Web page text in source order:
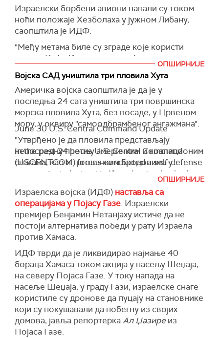
(Times of Israel)
Израелски борбени авиони напали су током
ноћи положаје Хезболаха у јужном Либану,
саопштила је ИДФ.
"Међу метама биле су зграде које користи
група у Кафр Кили и друга инфраструктура у
Хули, Бијади и Раб ел Талатину", наводи
израелска војска.
(Times of Israel)
ОПШИРНИЈЕ
Војска САД уништила три пловила Хута
Америчка војска саопштила је да је у
последња 24 сата уништила три површинска
морска пловила Хутa, без посаде, у Црвеном
мору, у оквиру "самоодбрамбеног ангажмана".
"Утврђено је да пловила представљају
непосредну претњу америчким и коалиционим
снагама, као и трговачким бродовима у
региону", саопштила је Централна команда
(Reuters)
June 30 U.S. Central Command Update
In the past 24 hours U.S. Central Command
(USCENTCOM) forces conducted a self-defense
engagement, destroying three Iranian-backed
Houthi uncrewed surface vessels (USVs) in the
Red Sea.
It was determined the USVs presented an
imminent threat…pic.twitter.com/GJN7jhmbdk
ОПШИРНИЈЕ
Израелска војска (ИДФ) наставља са
операцијама у Појасу Газе. Израелски
премијер Бенјамин Нетанјаху истиче да не
постоји алтернатива победи у рату Израела
против Хамаса.
ИДФ тврди да је ликвидирао најмање 40
бораца Хамаса током акција у насељу Шеџаја,
на северу Појаса Газе. У току напада на
насеље Шеџаја, у граду Гази, израелске снаге
користиле су дронове да пуцају на становнике
који су покушавали да побегну из својих
домова, јавља репортеркаАл Џазиреиз
Појаса Газе.